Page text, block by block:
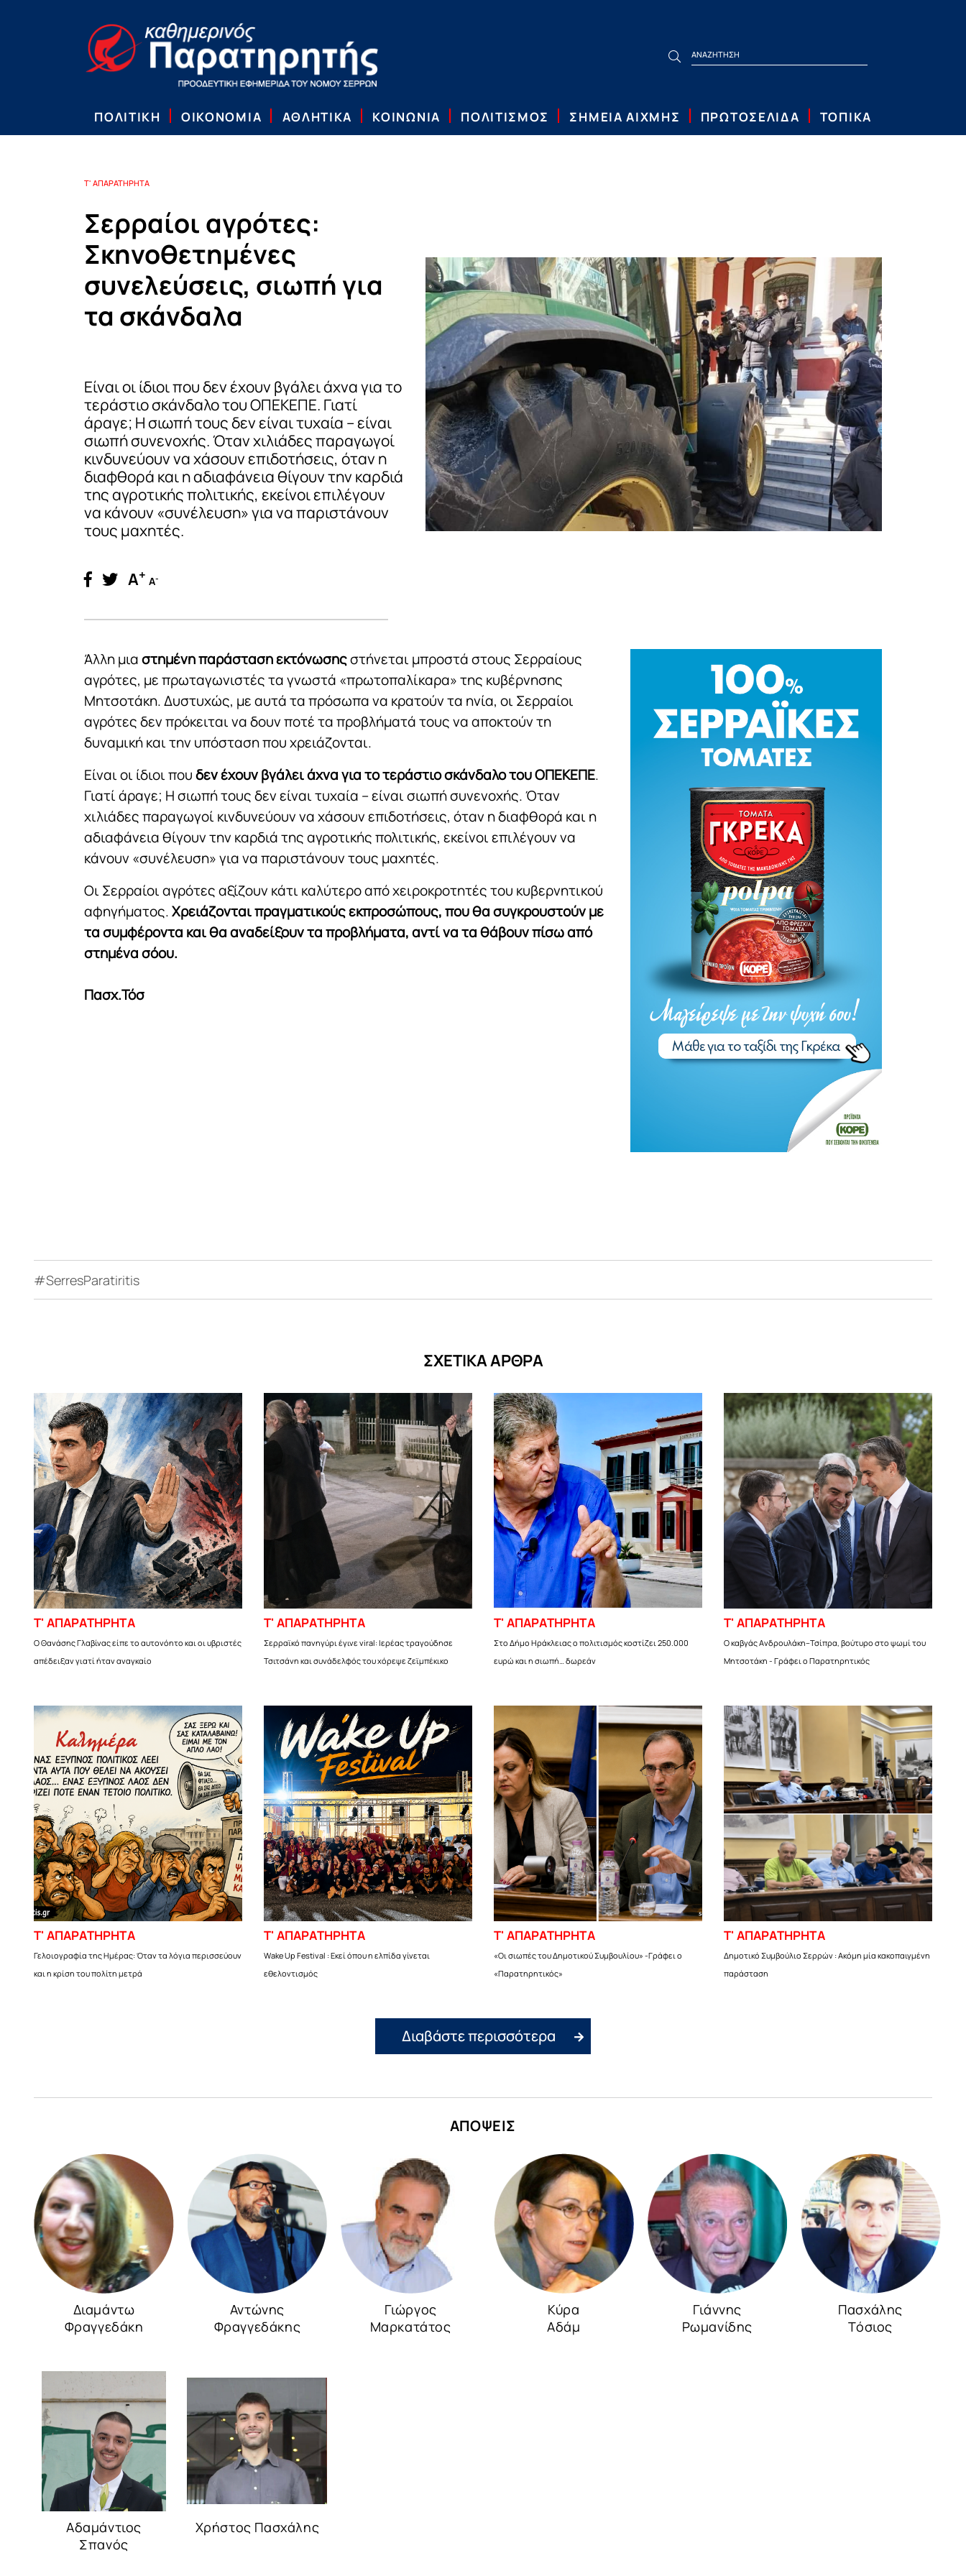
ΠΟΛΙΤΙΚΗ ΟΙΚΟΝΟΜΙΑ ΑΘΛΗΤΙΚΑ ΚΟΙΝΩΝΙΑ ΠΟΛΙΤΙΣΜΟΣ ΣΗΜΕΙΑ ΑΙΧΜΗΣ ΠΡΩΤΟΣΕΛΙΔΑ ΤΟΠΙΚΑ
Τ' ΑΠΑΡΑΤΗΡΗΤΑ
Σερραίοι αγρότες:
Σκηνοθετημένες
συνελεύσεις, σιωπή για
τα σκάνδαλα
Είναι οι ίδιοι που δεν έχουν βγάλει άχνα για το
τεράστιο σκάνδαλο του ΟΠΕΚΕΠΕ. Γιατί
άραγε; Η σιωπή τους δεν είναι τυχαία – είναι
σιωπή συνενοχής. Όταν χιλιάδες παραγωγοί
κινδυνεύουν να χάσουν επιδοτήσεις, όταν η
διαφθορά και η αδιαφάνεια θίγουν την καρδιά
της αγροτικής πολιτικής, εκείνοι επιλέγουν
να κάνουν «συνέλευση» για να παριστάνουν
τους μαχητές.
A+ A-
Άλλη μιαστημένη παράσταση εκτόνωσηςστήνεται μπροστά στους Σερραίους
αγρότες, με πρωταγωνιστές τα γνωστά «πρωτοπαλίκαρα» της κυβέρνησης
Μητσοτάκη. Δυστυχώς, με αυτά τα πρόσωπα να κρατούν τα ηνία, οι Σερραίοι
αγρότες δεν πρόκειται να δουν ποτέ τα προβλήματά τους να αποκτούν τη
δυναμική και την υπόσταση που χρειάζονται.
Είναι οι ίδιοι πουδεν έχουν βγάλει άχνα για το τεράστιο σκάνδαλο του ΟΠΕΚΕΠΕ.
Γιατί άραγε; Η σιωπή τους δεν είναι τυχαία – είναι σιωπή συνενοχής. Όταν
χιλιάδες παραγωγοί κινδυνεύουν να χάσουν επιδοτήσεις, όταν η διαφθορά και η
αδιαφάνεια θίγουν την καρδιά της αγροτικής πολιτικής, εκείνοι επιλέγουν να
κάνουν «συνέλευση» για να παριστάνουν τους μαχητές.
Οι Σερραίοι αγρότες αξίζουν κάτι καλύτερο από χειροκροτητές του κυβερνητικού
αφηγήματος.Χρειάζονται πραγματικούς εκπροσώπους, που θα συγκρουστούν με
τα συμφέροντα και θα αναδείξουν τα προβλήματα, αντί να τα θάβουν πίσω από
στημένα σόου.
Πασχ.Τόσ
#SerresParatiritis
ΣΧΕΤΙΚΑ ΑΡΘΡΑ
Τ' ΑΠΑΡΑΤΗΡΗΤΑ
Ο Θανάσης Γλαβίνας είπε το αυτονόητο και οι υβριστές
απέδειξαν γιατί ήταν αναγκαίο
Τ' ΑΠΑΡΑΤΗΡΗΤΑ
Σερραϊκό πανηγύρι έγινε viral: Ιερέας τραγούδησε
Τσιτσάνη και συνάδελφός του χόρεψε ζεϊμπέκικο
Τ' ΑΠΑΡΑΤΗΡΗΤΑ
Στο Δήμο Ηράκλειας ο πολιτισμός κοστίζει 250.000
ευρώ και η σιωπή… δωρεάν
Τ' ΑΠΑΡΑΤΗΡΗΤΑ
Ο καβγάς Ανδρουλάκη–Τσίπρα, βούτυρο στο ψωμί του
Μητσοτάκη - Γράφει ο Παρατηρητικός
Τ' ΑΠΑΡΑΤΗΡΗΤΑ
Γελοιογραφία της Ημέρας: Όταν τα λόγια περισσεύουν
και η κρίση του πολίτη μετρά
Τ' ΑΠΑΡΑΤΗΡΗΤΑ
Wake Up Festival : Εκεί όπου η ελπίδα γίνεται
εθελοντισμός
Τ' ΑΠΑΡΑΤΗΡΗΤΑ
«Οι σιωπές του Δημοτικού Συμβουλίου» -Γράφει ο
«Παρατηρητικός»
Τ' ΑΠΑΡΑΤΗΡΗΤΑ
Δημοτικό Συμβούλιο Σερρών : Ακόμη μία κακοπαιγμένη
παράσταση
Διαβάστε περισσότερα
ΑΠΟΨΕΙΣ
Διαμάντω
Φραγγεδάκη
Αντώνης
Φραγγεδάκης
Γιώργος
Μαρκατάτος
Κύρα
Αδάμ
Γιάννης
Ρωμανίδης
Πασχάλης
Τόσιος
Αδαμάντιος
Σπανός
Χρήστος Πασχάλης